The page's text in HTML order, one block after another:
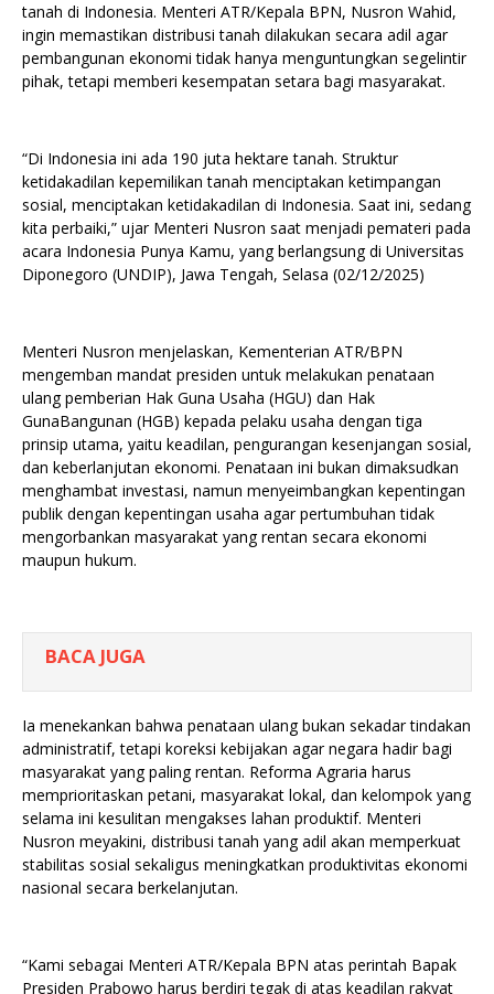
tanah di Indonesia. Menteri ATR/Kepala BPN, Nusron Wahid,
ingin memastikan distribusi tanah dilakukan secara adil agar
pembangunan ekonomi tidak hanya menguntungkan segelintir
pihak, tetapi memberi kesempatan setara bagi masyarakat.
“Di Indonesia ini ada 190 juta hektare tanah. Struktur
ketidakadilan kepemilikan tanah menciptakan ketimpangan
sosial, menciptakan ketidakadilan di Indonesia. Saat ini, sedang
kita perbaiki,” ujar Menteri Nusron saat menjadi pemateri pada
acara Indonesia Punya Kamu, yang berlangsung di Universitas
Diponegoro (UNDIP), Jawa Tengah, Selasa (02/12/2025)
Menteri Nusron menjelaskan, Kementerian ATR/BPN
mengemban mandat presiden untuk melakukan penataan
ulang pemberian Hak Guna Usaha (HGU) dan Hak
GunaBangunan (HGB) kepada pelaku usaha dengan tiga
prinsip utama, yaitu keadilan, pengurangan kesenjangan sosial,
dan keberlanjutan ekonomi. Penataan ini bukan dimaksudkan
menghambat investasi, namun menyeimbangkan kepentingan
publik dengan kepentingan usaha agar pertumbuhan tidak
mengorbankan masyarakat yang rentan secara ekonomi
maupun hukum.
BACA JUGA
Ia menekankan bahwa penataan ulang bukan sekadar tindakan
administratif, tetapi koreksi kebijakan agar negara hadir bagi
masyarakat yang paling rentan. Reforma Agraria harus
memprioritaskan petani, masyarakat lokal, dan kelompok yang
selama ini kesulitan mengakses lahan produktif. Menteri
Nusron meyakini, distribusi tanah yang adil akan memperkuat
stabilitas sosial sekaligus meningkatkan produktivitas ekonomi
nasional secara berkelanjutan.
“Kami sebagai Menteri ATR/Kepala BPN atas perintah Bapak
Presiden Prabowo harus berdiri tegak di atas keadilan rakyat